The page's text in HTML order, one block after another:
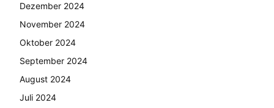
Dezember 2024
November 2024
Oktober 2024
September 2024
August 2024
Juli 2024